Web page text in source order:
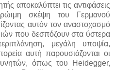
αποκαλύπτει τις αντιφάσεις
σκέψη του Γερμανού
αυτόν τον αναστοχασμό
που δεσπόζουν στα ύστερα
μεγάλη υποψία,
αυτή παρουσιάζονται οι
όπως του Heidegger,